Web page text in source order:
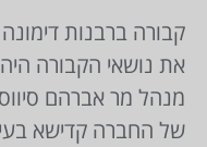
קבורה ברבנות דימונה
את נושאי הקבורה
מנהל מר אברהם
של החברה קדישא